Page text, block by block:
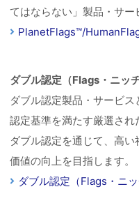
てはならない」製品・サー
PlanetFlags™/
ダブル認定（Flags・ニッ
ダブル認定製品・サービ
認定基準を満たす厳選され
ダブル認定を通じて、高
価値の向上を目指します。
ダブル認定（Flags・ニッ